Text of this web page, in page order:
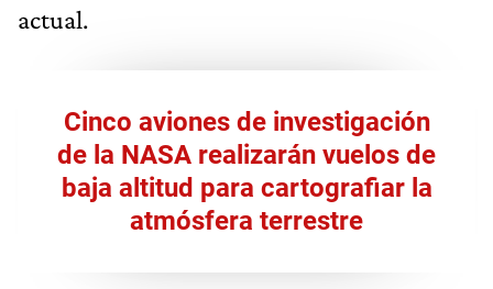
actual.
Cinco aviones de investigación
de la NASA realizarán vuelos de
baja altitud para cartografiar la
atmósfera terrestre